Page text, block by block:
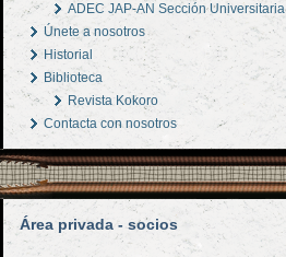
ADEC JAP-AN Sección Universitaria
Únete a nosotros
Historial
Biblioteca
Revista Kokoro
Contacta con nosotros
Área privada - socios